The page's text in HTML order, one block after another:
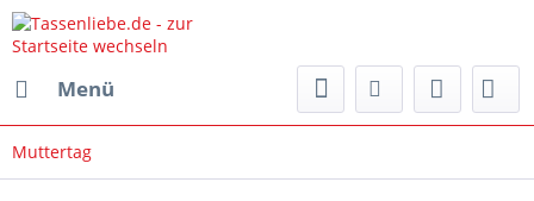
Menü
Muttertag